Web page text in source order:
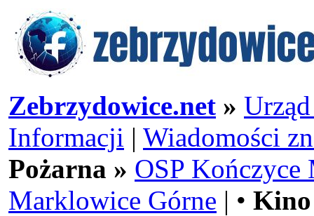
Zebrzydowice.net »
Informacji | Wiadomości
Pożarna » OSP Kończyce
Marklowice Górne | •